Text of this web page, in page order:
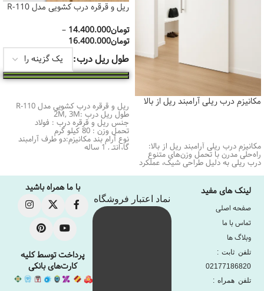
مکانیزم درب ریلی آرامبند ریل از بالا
مکانیزم درب ریلی آرامبند ریل از بالا:
راه‌حلی مدرن با تحمل وزن‌های متنوع
درب ریلی به دلیل طراحی شیک، عملکرد
ریل و قرقره درب کشویی مدل R-110
تومان14.400.000
–
تومان16.400.000
طول ریل درب
ریل و قرقره درب کشویی مدل R-110
طول ریل درب :2M, 3M
جنس ریل و قرقره درب : فولاد
تحمل وزن :80 کیلو گرم
نوع آرام بند مکانیزم:دو طرف آرامبند
گارانتی 1 ساله
لینک های مفید
صفحه اصلی
تماس با ما
وبلاگ ها
تلفن ثابت :
02177186820
تلفن همراه :
نماد اعتبار فروشگاه
با ما همراه باشید
پرداخت توسط کلیه
کارت‌های بانکی